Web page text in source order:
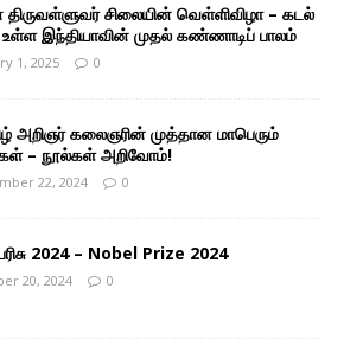
சிலையின் வெள்ளிவிழா – கடல்
உள்ள இந்தியாவின் முதல் கண்ணாடிப் பாலம்
1, 2025 0
அறிஞர் கலைஞரின் முத்தான மாபெரும்
– நூல்கள் அறிவோம்!
22, 2024 0
2024 – Nobel Prize 2024
20, 2024 0